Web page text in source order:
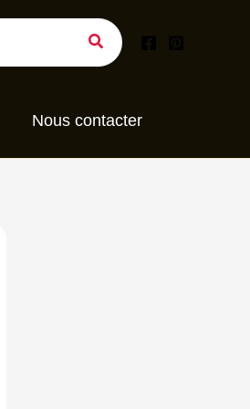
Nous contacter